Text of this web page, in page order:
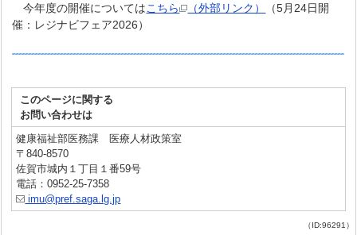
今年度の開催についてはこちら （外部リンク）
（5月24日開
催：レジナビフェア2026）
このページに関する
お問い合わせは
健康福祉部医務課 医療人材政策室
〒840-8570
佐賀市城内１丁目１番59号
電話：0952-25-7358
imu@pref.saga.lg.jp
（ID:96291）